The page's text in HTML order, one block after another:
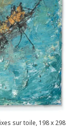
sur toile, 198 x 298